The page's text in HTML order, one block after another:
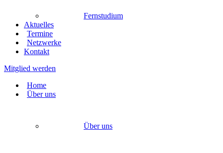
Fernstudium
Aktuelles
Termine
Netzwerke
Kontakt
Mitglied werden
Home
Über uns
Über uns